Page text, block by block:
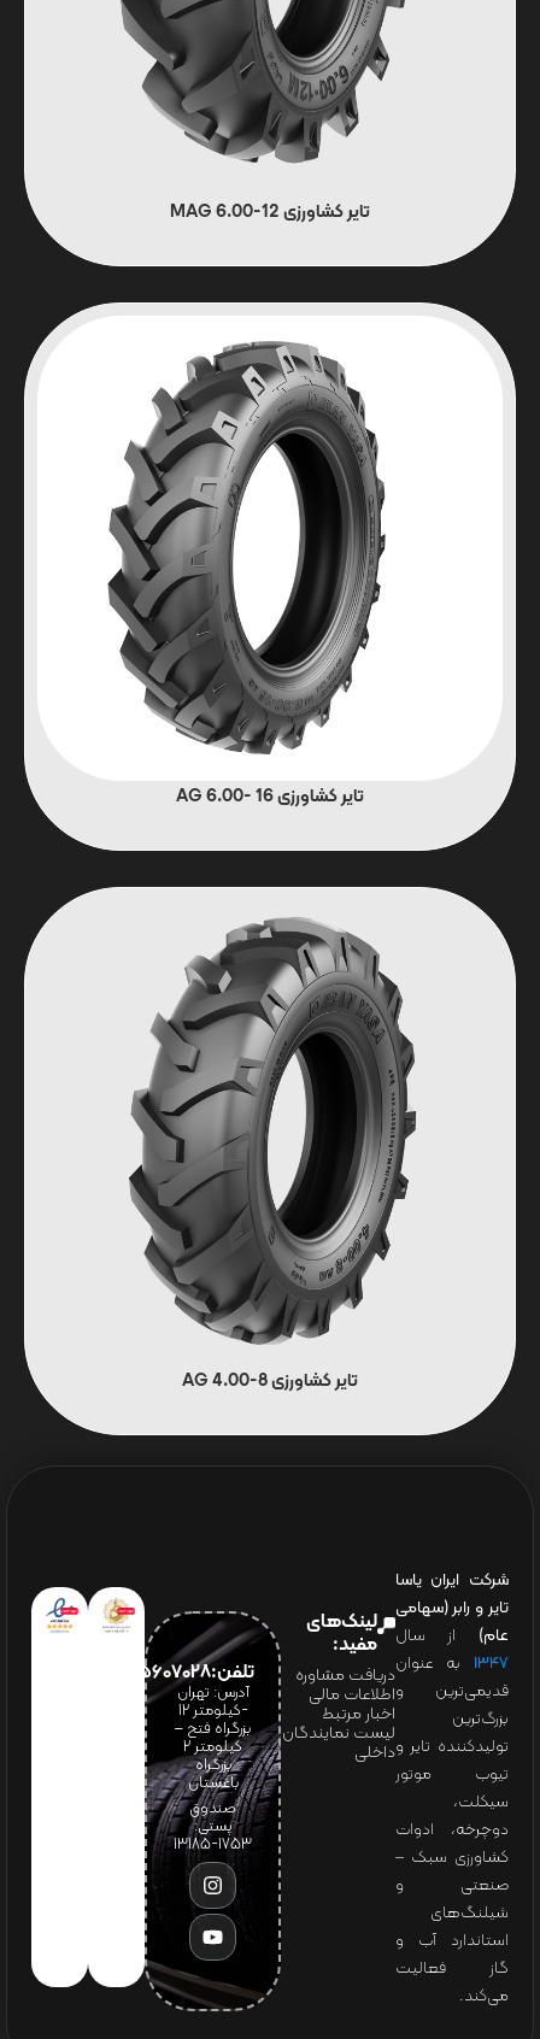
تایر کشاورزی 12-6.00 MAG
تایر کشاورزی 16 -6.00 AG
تایر کشاورزی 8-4.00 AG
شرکت ایران یاسا
تایر و رابر (سهامی
عام) از سال
۱۳۴۷ به عنوان
قدیمی‌ترین و
بزرگ‌ترین
تولیدکننده تایر و
تیوب موتور
سیکلت،
دوچرخه، ادوات
کشاورزی سبک –
صنعتی و
شیلنگ‌های
استاندارد آب و
گاز فعالیت
می‌کند.
لینک‌های
مفید:
دریافت مشاوره
اطلاعات مالی
اخبار مرتبط
لیست نمایندگان
داخلی
تلفن:65607028(021)
آدرس: تهران
-کیلومتر 12
بزرگراه فتح –
کیلومتر ۲
بزرگراه
باغستان
صندوق
پستی:
1753-13185